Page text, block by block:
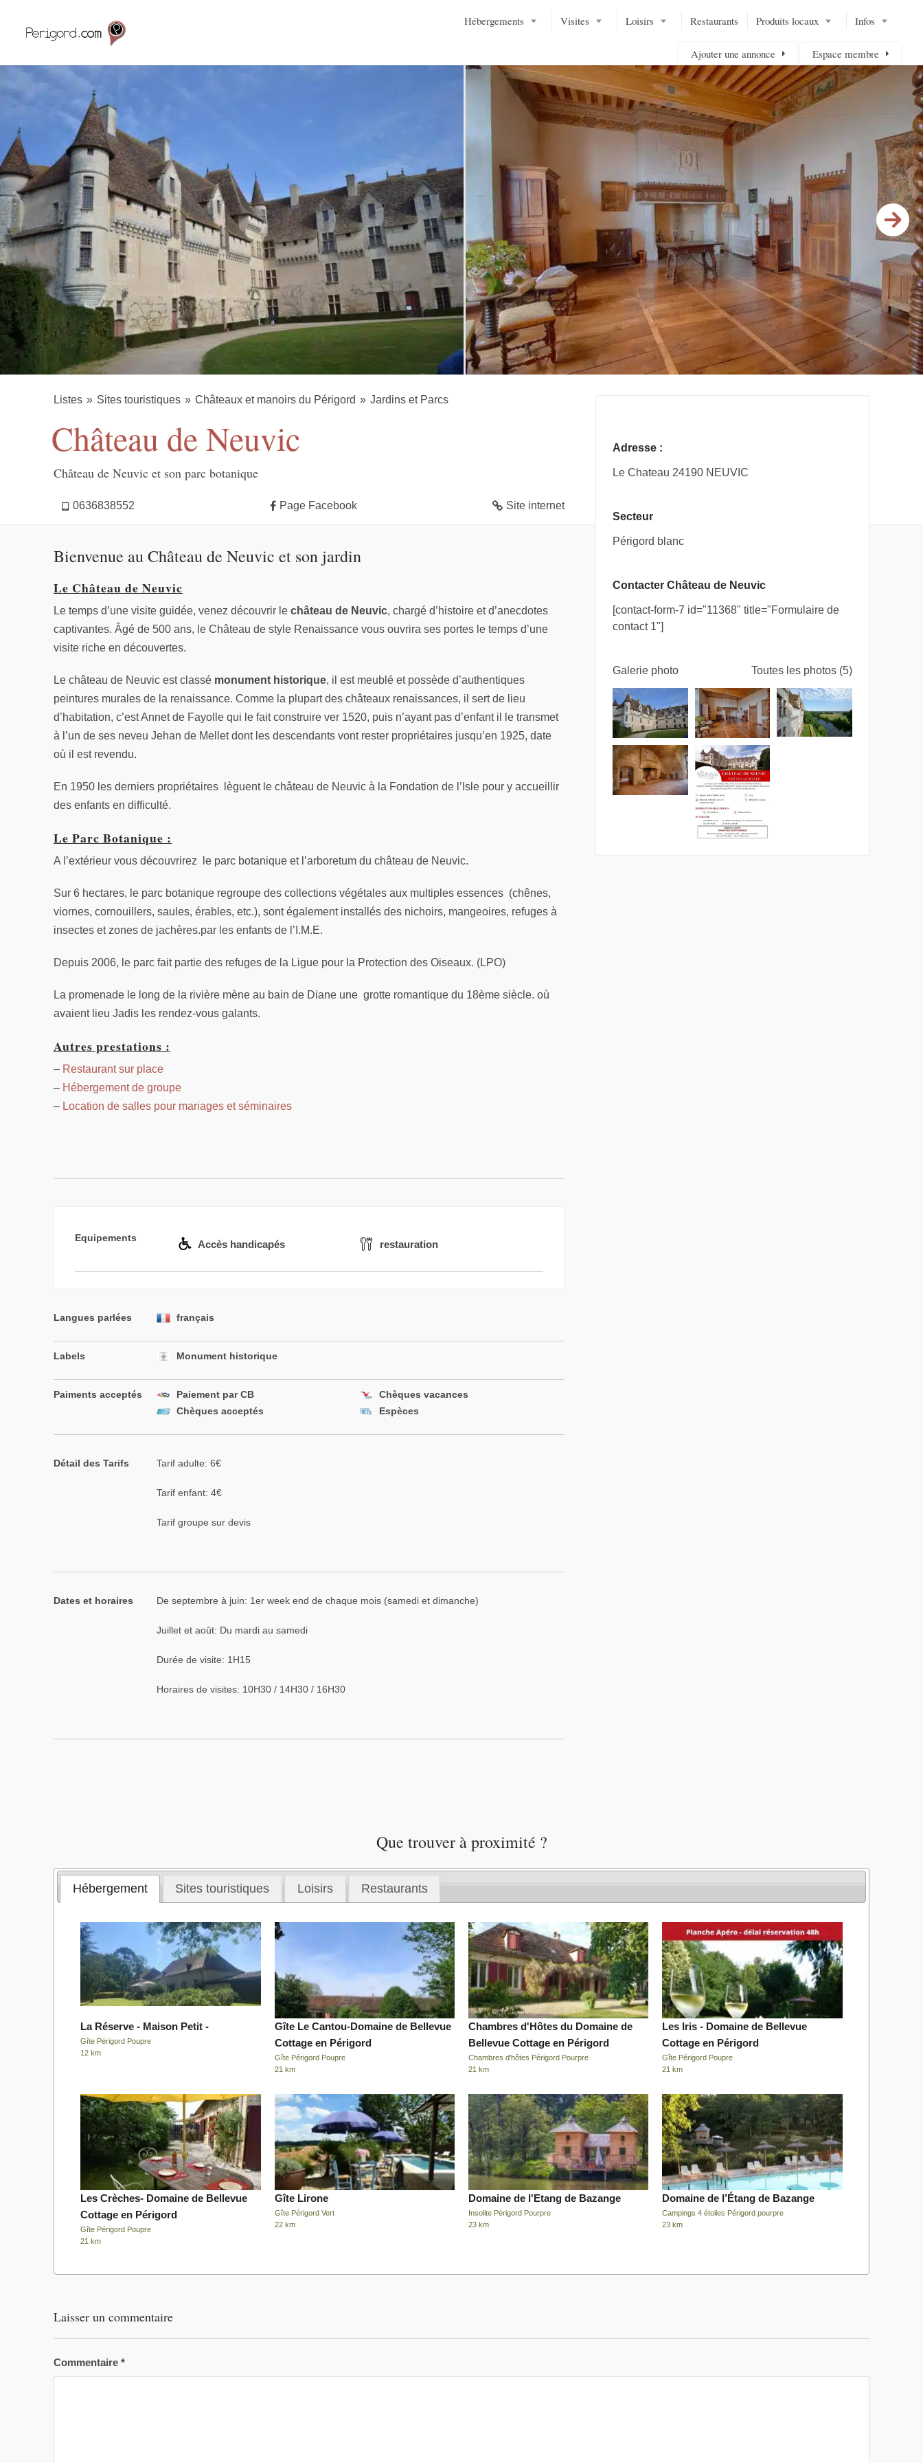
Hébergements Visites Loisirs Restaurants Produits locaux Infos
Ajouter une annonce Espace membre
Listes Sites touristiques Châteaux et manoirs du Périgord Jardins et Parcs
Château de Neuvic
Château de Neuvic et son parc botanique
0636838552 Page Facebook Site internet
Bienvenue au Château de Neuvic et son jardin
Le Château de Neuvic
Le temps d’une visite guidée, venez découvrir le château de Neuvic, chargé d’histoire et d’anecdotes
captivantes. Âgé de 500 ans, le Château de style Renaissance vous ouvrira ses portes le temps d’une
visite riche en découvertes.
Le château de Neuvic est classé monument historique, il est meublé et possède d’authentiques
peintures murales de la renaissance. Comme la plupart des châteaux renaissances, il sert de lieu
d’habitation, c’est Annet de Fayolle qui le fait construire ver 1520, puis n’ayant pas d’enfant il le transmet
à l’un de ses neveu Jehan de Mellet dont les descendants vont rester propriétaires jusqu’en 1925, date
où il est revendu.
En 1950 les derniers propriétaires lèguent le château de Neuvic à la Fondation de l’Isle pour y accueillir
des enfants en difficulté.
Le Parc Botanique :
A l’extérieur vous découvrirez le parc botanique et l’arboretum du château de Neuvic.
Sur 6 hectares, le parc botanique regroupe des collections végétales aux multiples essences (chênes,
viornes, cornouillers, saules, érables, etc.), sont également installés des nichoirs, mangeoires, refuges à
insectes et zones de jachères.par les enfants de l’I.M.E.
Depuis 2006, le parc fait partie des refuges de la Ligue pour la Protection des Oiseaux. (LPO)
La promenade le long de la rivière mène au bain de Diane une grotte romantique du 18ème siècle. où
avaient lieu Jadis les rendez-vous galants.
Autres prestations :
– Restaurant sur place
– Hébergement de groupe
– Location de salles pour mariages et séminaires
Equipements
Accès handicapés restauration
Langues parlées français
Labels Monument historique
Paiments acceptés Paiement par CB
Chèques vacances
Chèques acceptés
Espèces
Détail des Tarifs Tarif adulte: 6€
Tarif enfant: 4€
Tarif groupe sur devis
Dates et horaires De septembre à juin: 1er week end de chaque mois (samedi et dimanche)
Juillet et août: Du mardi au samedi
Durée de visite: 1H15
Horaires de visites: 10H30 / 14H30 / 16H30
Adresse :
Le Chateau 24190 NEUVIC
Secteur
Périgord blanc
Contacter Château de Neuvic
[contact-form-7 id="11368" title="Formulaire de
contact 1"]
Galerie photo Toutes les photos (5)
Que trouver à proximité ?
Hébergement Sites touristiques Loisirs Restaurants
La Réserve - Maison Petit -
Gîte Périgord Poupre
12 km
Gîte Le Cantou-Domaine de Bellevue
Cottage en Périgord
Gîte Périgord Poupre
21 km
Chambres d'Hôtes du Domaine de
Bellevue Cottage en Périgord
Chambres d'hôtes Périgord Pourpre
21 km
Les Iris - Domaine de Bellevue
Cottage en Périgord
Gîte Périgord Poupre
21 km
Les Crèches- Domaine de Bellevue
Cottage en Périgord
Gîte Périgord Poupre
21 km
Gîte Lirone
Gîte Périgord Vert
22 km
Domaine de l'Etang de Bazange
Insolite Périgord Pourpre
23 km
Domaine de l’Étang de Bazange
Campings 4 étoiles Périgord pourpre
23 km
Laisser un commentaire
Commentaire *